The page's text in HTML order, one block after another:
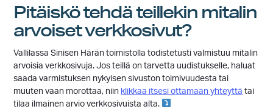
Pitäiskö tehdä teillekin mitalin
arvoiset verkkosivut?
Vallilassa Sinisen Härän toimistolla todistetusti valmistuu mitalin
arvoisia verkkosivuja. Jos teillä on tarvetta uudistukselle, haluat
saada varmistuksen nykyisen sivuston toimivuudesta tai
muuten vaan morottaa, niin klikkaa itsesi ottamaan yhteyttä tai
tilaa ilmainen arvio verkkosivuista alta.